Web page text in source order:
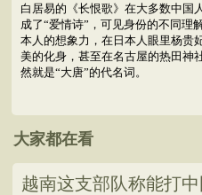
白居易的《长恨歌》在大多数中国
成了“爱情诗”，可见身份的不同理
本人的想象力，在日本人眼里杨贵
美的化身，甚至在名古屋的热田神
然就是“大唐”的代名词。
大家都在看
越南这支部队称能打